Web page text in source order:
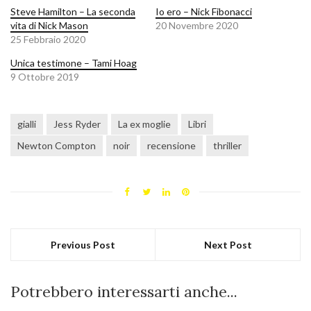
Steve Hamilton – La seconda
vita di Nick Mason
25 Febbraio 2020
Io ero – Nick Fibonacci
20 Novembre 2020
Unica testimone – Tami Hoag
9 Ottobre 2019
gialli Jess Ryder La ex moglie
Libri
Newton Compton
noir recensione thriller
Previous Post Next Post
Potrebbero interessarti anche...